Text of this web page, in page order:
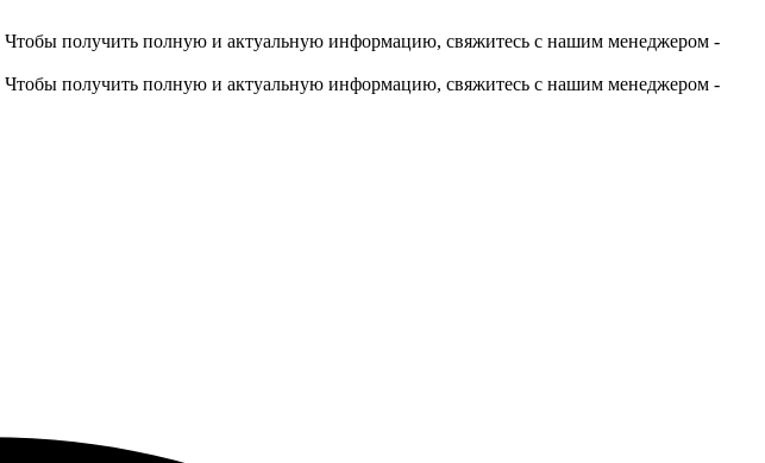
Чтобы получить полную и актуальную информацию, свяжитесь с нашим менеджером -
Чтобы получить полную и актуальную информацию, свяжитесь с нашим менеджером -